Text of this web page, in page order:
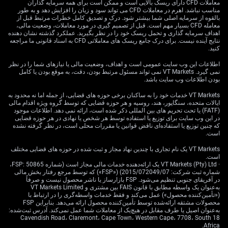
برای معامله عدم‌قطعیت تبدیل می‌کند. چنین موقعیت‌هایی در
صورت وقوع حرکت قیمتی قابل‌توجه در هر یک از دو جهت
سودآور خواهند بود؛ حرکتی که با تلاش بازار برای یافتن روندی
شفاف‌تر محتمل است.
معاملات CFD دارای ریسک بالایی است و ممکن است برای همه سرمایه گذاران
مناسب نباشد. اهرم در معاملات CFD می تواند سود و زیان را افزایش دهد و به طور
بالقوه از سرمایه اصلی شما بیشتر شود. درک و تصدیق کامل خطرات مرتبط قبل از
معامله CFD بسیار مهم است. قبل از تصمیم گیری در مورد معاملات، وضعیت مالی،
اهداف سرمایه گذاری و تحمل ریسک خود را در نظر بگیرید. عملکرد گذشته نشان دهنده
نتایج آینده نیست. برای درک جامع ریسک های معاملاتی CFD به اسناد قانونی ما مراجعه
کنید.
اطلاعات این وب سایت عمومی است و اهداف، وضعیت مالی یا نیازهای شما را در نظر
نمی گیرد. VT Markets نمی تواند مسئول مرتبط بودن، دقت، به موقع بودن یا کامل
بودن اطلاعات وب سایت باشد.
VT Markets خدمات خود را به ساکنان برخی حوزه های قضایی، از جمله اما نه محدود به
ایالات متحده، سنگاپور، هند، روسیه و هر حوزه قضایی که توسط گروه ویژه اقدام مالی
(FATF) یا تحت تحریم های بین المللی ذکر شده است، ارائه نمی دهد. اطلاعات موجود
در این وب سایت برای توزیع یا استفاده توسط هر شخص یا نهادی در هر حوزه قضایی
که چنین توزیع یا استفاده‌ای ناقض قوانین یا مقررات محلی است، در نظر گرفته نشده
است.
VT Markets یک نام تجاری با چندین نهاد مجاز و ثبت شده در حوزه های قضایی مختلف
است.
· VT Markets (Pty) Ltd یک ارائه‌دهنده خدمات مالی مجاز است (شماره FSP: 50865،
شماره ثبت شرکت: 2015/072049/07) («FSP») که توسط مرجع رفتار بخش مالی
در آفریقای جنوبی تنظیم می‌شود. FSP بازارساز یا ناشر محصول نیست و صرفاً
به‌عنوان یک واسطه مطابق با قانون FAIS بین مشتری و VT Markets Limited
(«تأمین‌کننده محصول») عمل می‌کند و فقط خدمات واسطه‌گری را در ارتباط با
محصولات مشتقه ارائه‌شده توسط تأمین‌کننده محصول ارائه می‌دهد. بنابراین FSP
به‌عنوان اصیل یا طرف مقابل در هیچ‌یک از معاملات شما عمل نمی‌کند. آدرس ثبت‌شده:
18 Cavendish Road، Claremont، Cape Town، Western Cape، 7708، South
Africa.